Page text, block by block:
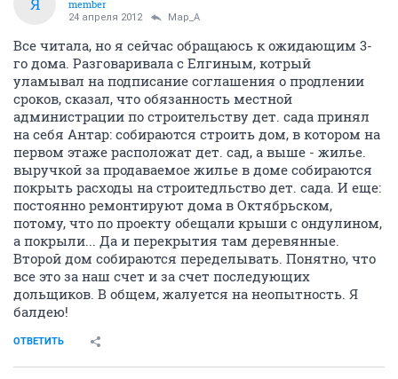
member
24 апреля 2012 Мар_А
Все читала, но я сейчас обращаюсь к ожидающим 3-
го дома. Разговаривала с Елгиным, котрый
уламывал на подписание соглашения о продлении
сроков, сказал, что обязанность местной
администрации по строительству дет. сада принял
на себя Антар: собираются строить дом, в котором на
первом этаже расположат дет. сад, а выше - жилье.
выручкой за продаваемое жилье в доме собираются
покрыть расходы на строитедльство дет. сада. И еще:
постоянно ремонтируют дома в Октябрьском,
потому, что по проекту обещали крыши с ондулином,
а покрыли... Да и перекрытия там деревянные.
Второй дом собираются переделывать. Понятно, что
все это за наш счет и за счет последующих
дольщиков. В общем, жалуется на неопытность. Я
балдею!
ОТВЕТИТЬ